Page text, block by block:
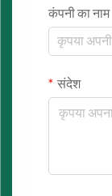
कंपनी का नाम
संदेश